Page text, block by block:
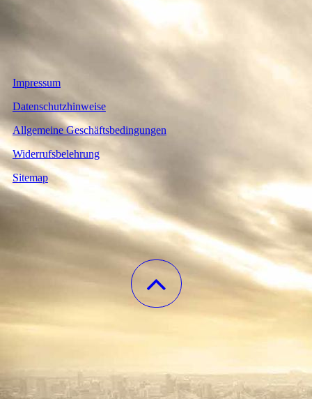
Impressum
Datenschutzhinweise
Allgemeine Geschäftsbedingungen
Widerrufsbelehrung
Sitemap